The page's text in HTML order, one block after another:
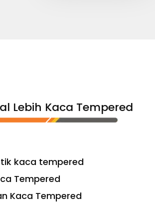
Lebih Kaca Tempered
kaca tempered
Tempered
Kaca Tempered